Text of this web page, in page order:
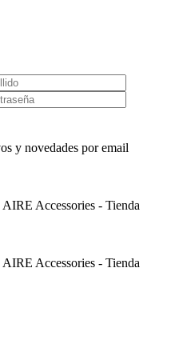
y novedades por email